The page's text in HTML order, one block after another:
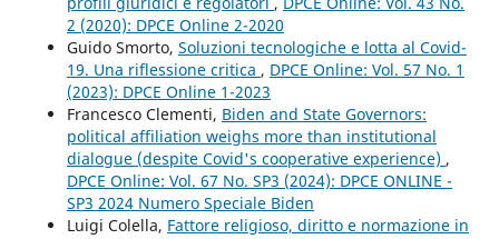
2 (2020): DPCE Online 2-2020
Guido Smorto, Soluzioni tecnologiche e lotta al Covid-
19. Una riflessione critica , DPCE Online: Vol. 57 No. 1
(2023): DPCE Online 1-2023
Francesco Clementi, Biden and State Governors:
political affiliation weighs more than institutional
dialogue (despite Covid's cooperative experience) ,
DPCE Online: Vol. 67 No. SP3 (2024): DPCE ONLINE -
SP3 2024 Numero Speciale Biden
Luigi Colella, Fattore religioso, diritto e normazione in